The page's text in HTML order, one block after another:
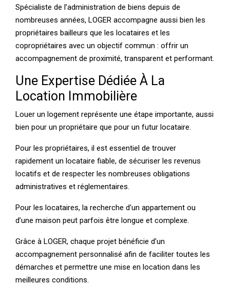
Spécialiste de l’administration de biens depuis de
nombreuses années, LOGER accompagne aussi bien les
propriétaires bailleurs que les locataires et les
copropriétaires avec un objectif commun : offrir un
accompagnement de proximité, transparent et performant.
Une Expertise Dédiée À La
Location Immobilière
Louer un logement représente une étape importante, aussi
bien pour un propriétaire que pour un futur locataire.
Pour les propriétaires, il est essentiel de trouver
rapidement un locataire fiable, de sécuriser les revenus
locatifs et de respecter les nombreuses obligations
administratives et réglementaires.
Pour les locataires, la recherche d’un appartement ou
d’une maison peut parfois être longue et complexe.
Grâce à LOGER, chaque projet bénéficie d’un
accompagnement personnalisé afin de faciliter toutes les
démarches et permettre une mise en location dans les
meilleures conditions.